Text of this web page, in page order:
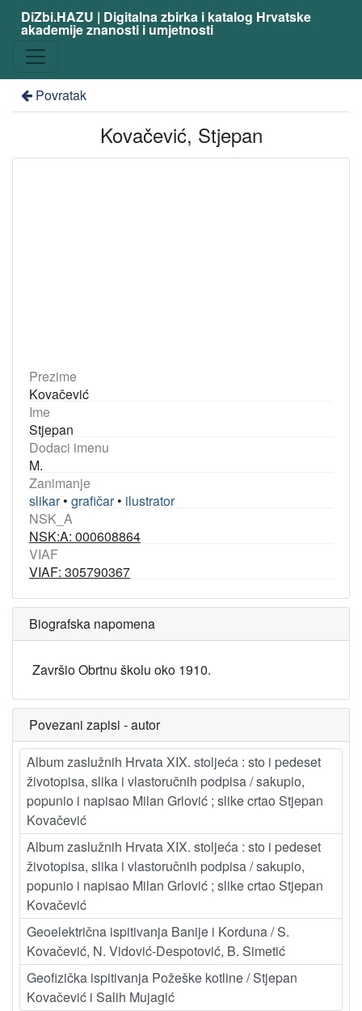
DiZbi.HAZU | Digitalna zbirka i katalog Hrvatske
akademije znanosti i umjetnosti
Povratak
Kovačević, Stjepan
Prezime
Kovačević
Ime
Stjepan
Dodaci imenu
M.
Zanimanje
slikar• grafičar• ilustrator
NSK_A
NSK:A: 000608864
VIAF
VIAF: 305790367
Biografska napomena
Završio Obrtnu školu oko 1910.
Povezani zapisi - autor
Album zaslužnih Hrvata XIX. stoljeća : sto i pedeset
životopisa, slika i vlastoručnih podpisa / sakupio,
popunio i napisao Milan Grlović ; slike crtao Stjepan
Kovačević
Album zaslužnih Hrvata XIX. stoljeća : sto i pedeset
životopisa, slika i vlastoručnih podpisa / sakupio,
popunio i napisao Milan Grlović ; slike crtao Stjepan
Kovačević
Geoelektrična ispitivanja Banije i Korduna / S.
Kovačević, N. Vidović-Despotović, B. Simetić
Geofizička ispitivanja Požeške kotline / Stjepan
Kovačević i Salih Mujagić